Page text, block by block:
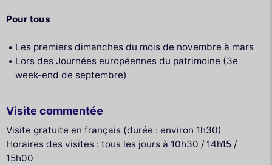
Pour tous
Les premiers dimanches du mois de novembre à mars
Lors des Journées européennes du patrimoine (3e
week-end de septembre)
Visite commentée
Visite gratuite en français (durée : environ 1h30)
Horaires des visites : tous les jours à 10h30 / 14h15 /
15h00